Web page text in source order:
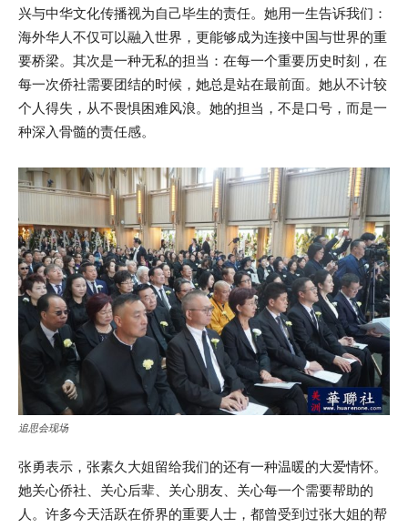
兴与中华文化传播视为自己毕生的责任。她用一生告诉我们：
海外华人不仅可以融入世界，更能够成为连接中国与世界的重
要桥梁。其次是一种无私的担当：在每一个重要历史时刻，在
每一次侨社需要团结的时候，她总是站在最前面。她从不计较
个人得失，从不畏惧困难风浪。她的担当，不是口号，而是一
种深入骨髓的责任感。
追思会现场
张勇表示，张素久大姐留给我们的还有一种温暖的大爱情怀。
她关心侨社、关心后辈、关心朋友、关心每一个需要帮助的
人。许多今天活跃在侨界的重要人士，都曾受到过张大姐的帮